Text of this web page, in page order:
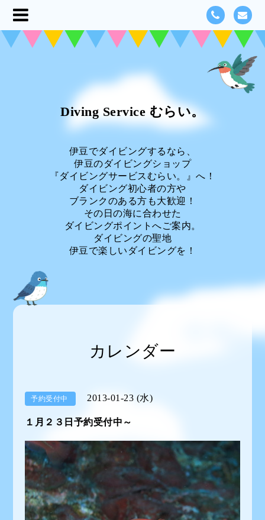
Diving Service むらい。
伊豆でダイビングするなら、
伊豆のダイビングショップ
『ダイビングサービスむらい。』へ！
ダイビング初心者の方や
ブランクのある方も大歓迎！
その日の海に合わせた
ダイビングポイントへご案内。
ダイビングの聖地
伊豆で楽しいダイビングを！
カレンダー
予約受付中 2013-01-23 (水)
１月２３日予約受付中～